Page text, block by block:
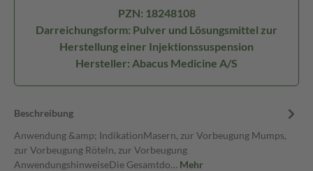
PZN: 18248108
Darreichungsform: Pulver und Lösungsmittel zur
Herstellung einer Injektionssuspension
Hersteller: Abacus Medicine A/S
Beschreibung
Anwendung &amp; IndikationMasern, zur Vorbeugung Mumps,
zur Vorbeugung Röteln, zur Vorbeugung
AnwendungshinweiseDie Gesamtdo… Mehr